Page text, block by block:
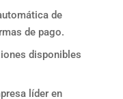
de
de pago.
disponibles
líder en